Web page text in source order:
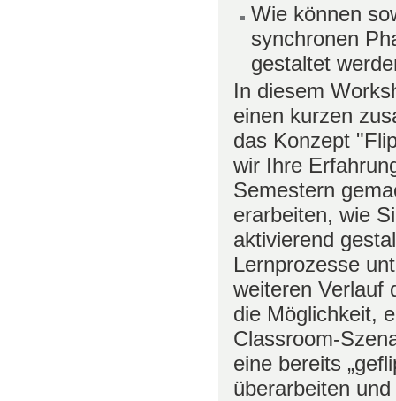
Wie können
synchronen
gestaltet
In diesem
einen kurzen
das Konzept
wir Ihre
Semestern
erarbeiten, wie
aktivierend
Lernprozesse
weiteren Verlauf
die Möglichkeit,
Classroom-
eine bereits
überarbeiten